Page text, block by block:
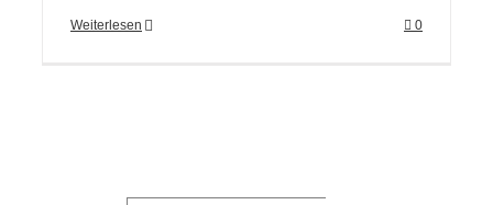
Weiterlesen 0